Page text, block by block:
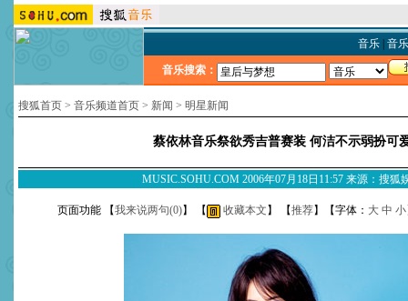
音乐| 音
音乐搜索：
搜狐首页 > 音乐频道首页 > 新闻 > 明星新闻
蔡依林音乐祭欲秀吉普赛装 何洁不示弱扮可
MUSIC.SOHU.COM 2006年07月18日11:57 来源：搜狐
页面功能 【我来说两句(0)】 【 收藏本文 】 【推荐】【字体： 大 中 小